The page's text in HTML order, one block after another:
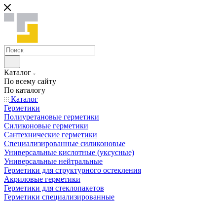
Каталог
По всему сайту
По каталогу
Каталог
Герметики
Полиуретановые герметики
Силиконовые герметики
Сантехнические герметики
Специализированные силиконовые
Универсальные кислотные (уксусные)
Универсальные нейтральные
Герметики для структурного остекления
Акриловые герметики
Герметики для стеклопакетов
Герметики специализированные